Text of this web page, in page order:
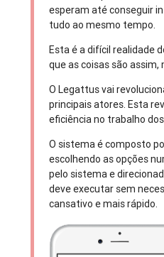
esperam até conseguir
tudo ao mesmo tempo.
Esta é a difícil realidade
que as coisas são
O Legattus vai
principais atores. Esta
eficiência no trabalho
O sistema é composto
escolhendo as opções
pelo sistema e
deve executar sem
cansativo e mais rápido.